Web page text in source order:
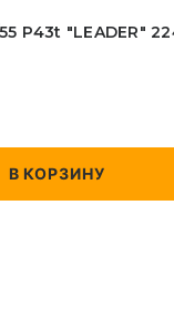
P43t "LEADER"
В КОРЗИНУ